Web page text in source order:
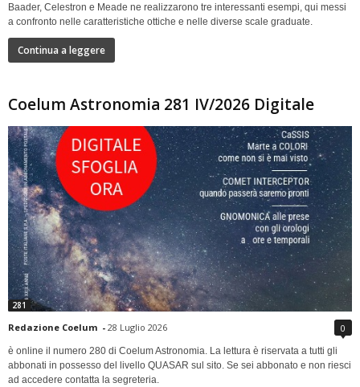
Baader, Celestron e Meade ne realizzarono tre interessanti esempi, qui messi
a confronto nelle caratteristiche ottiche e nelle diverse scale graduate.
Continua a leggere
Coelum Astronomia 281 IV/2026 Digitale
281
Redazione Coelum - 28 Luglio 2026 0
è online il numero 280 di Coelum Astronomia. La lettura è riservata a tutti gli
abbonati in possesso del livello QUASAR sul sito. Se sei abbonato e non riesci
ad accedere contatta la segreteria.